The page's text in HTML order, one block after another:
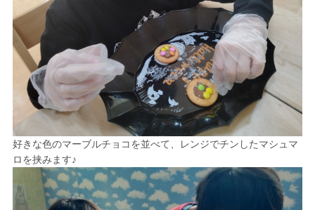
好きな色のマーブルチョコを並べて、レンジでチンしたマシュマ
ロを挟みます♪